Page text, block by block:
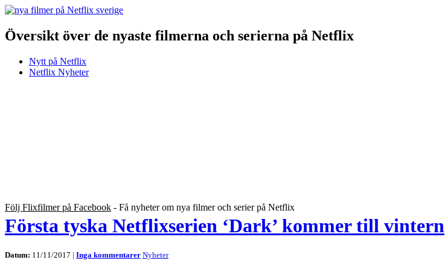
Översikt över de nyaste filmerna och serierna på Netflix
Nytt på Netflix
Netflix Nyheter
Följ Flixfilmer på Facebook - Få nyheter om nya filmer och serier på Netflix
Första tyska Netflixserien ‘Dark’ kommer till vintern
Datum: 11/11/2017 | Inga kommentarer Nyheter